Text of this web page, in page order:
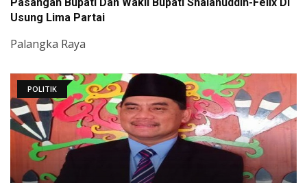
Usung Lima Partai
Palangka Raya
POLITIK